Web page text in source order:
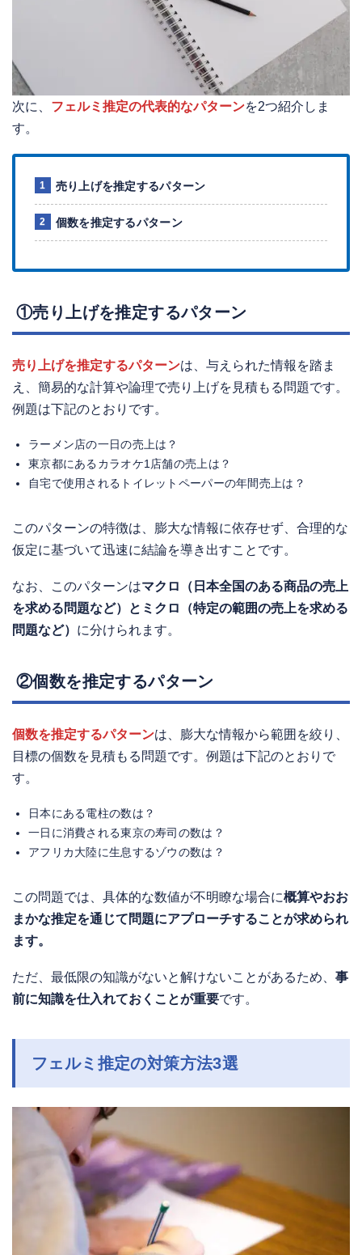
次に、 フェルミ推定の代表的なパターンを2つ紹介しま
す。
売り上げを推定するパターン
個数を推定するパターン
①売り上げを推定するパターン
売り上げを推定するパターンは、与えられた情報を踏ま
え、簡易的な計算や論理で売り上げを見積もる問題です。
例題は下記のとおりです。
ラーメン店の一日の売上は？
東京都にあるカラオケ1店舗の売上は？
自宅で使用されるトイレットペーパーの年間売上は？
このパターンの特徴は、膨大な情報に依存せず、合理的な
仮定に基づいて迅速に結論を導き出すことです。
なお、このパターンはマクロ（日本全国のある商品の売上
を求める問題など）とミクロ（特定の範囲の売上を求める
問題など） に分けられます。
②個数を推定するパターン
個数を推定するパターンは、膨大な情報から範囲を絞り、
目標の個数を見積もる問題です。例題は下記のとおりで
す。
日本にある電柱の数は？
一日に消費される東京の寿司の数は？
アフリカ大陸に生息するゾウの数は？
この問題では、具体的な数値が不明瞭な場合に概算やおお
まかな推定を通じて問題にアプローチすることが求められ
ます。
ただ、最低限の知識がないと解けないことがあるため、 事
前に知識を仕入れておくことが重要です。
フェルミ推定の対策方法3選